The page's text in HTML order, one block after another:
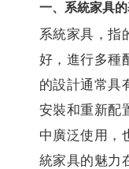
一、系統家具
系統家具，指
好，進行多種
的設計通常具
安裝和重新配
中廣泛使用，
統家具的魅力